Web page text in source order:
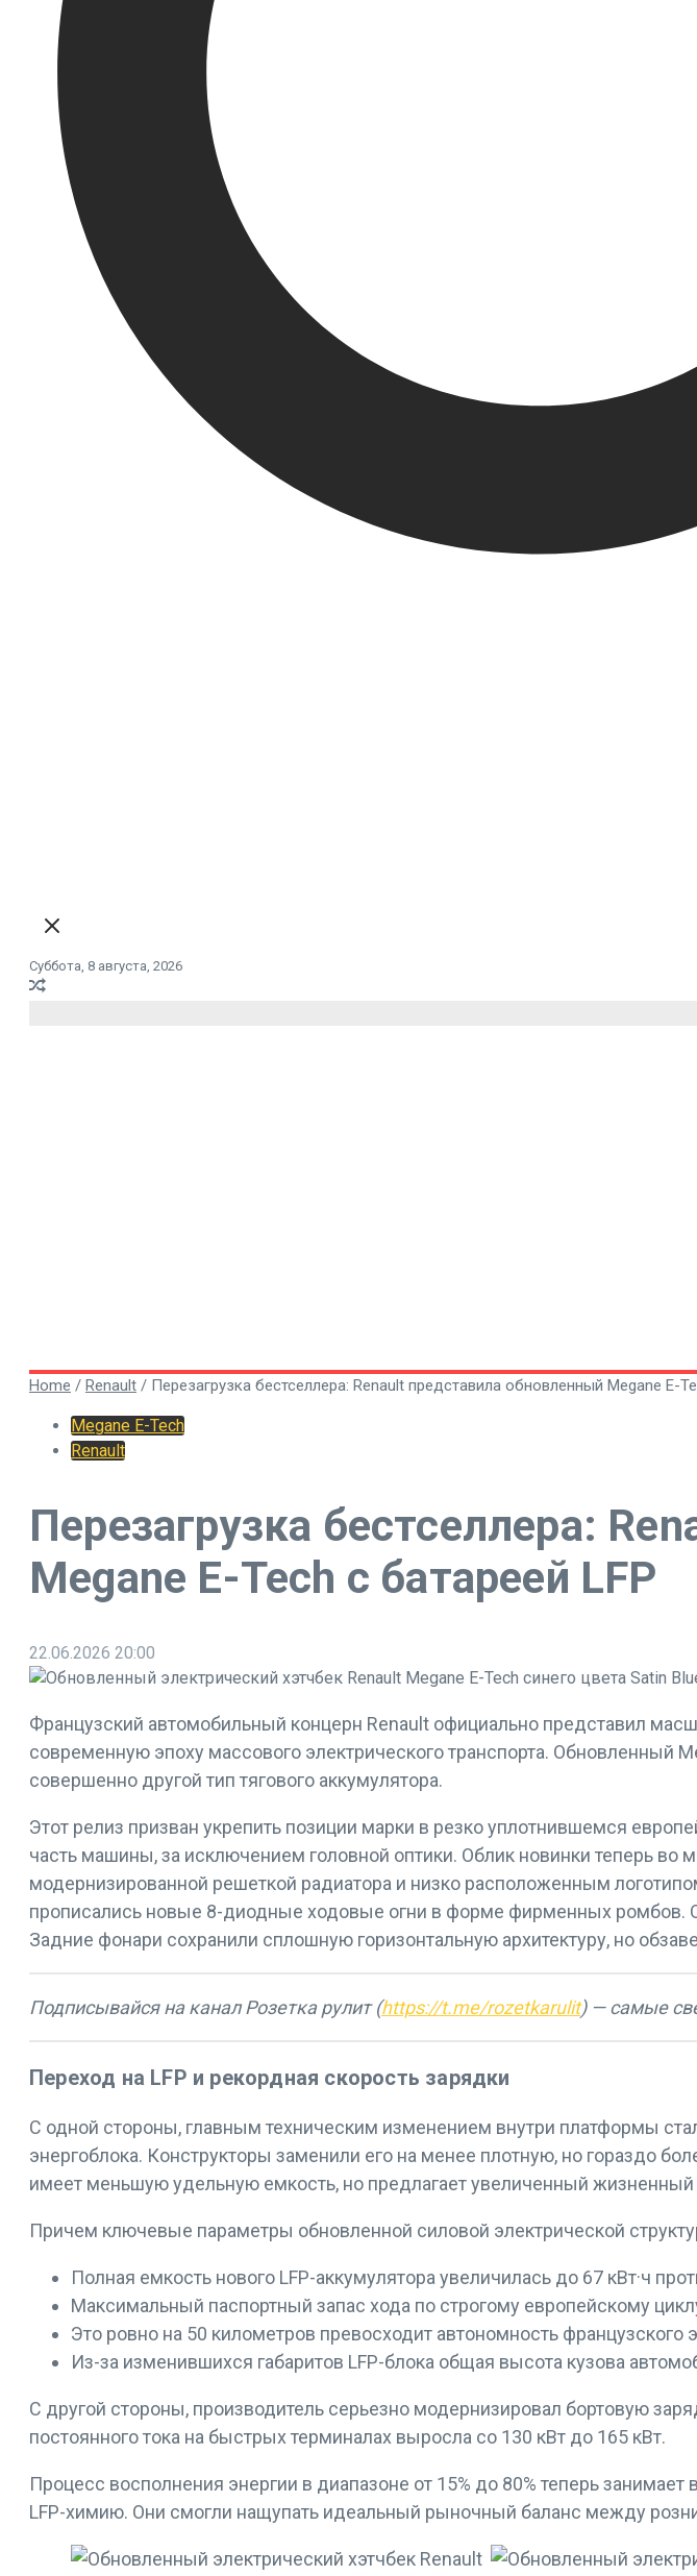
Суббота, 8 августа, 2026
Home / Renault / Перезагрузка бестселлера: Renault представила обновленный Megane E-
Megane E-Tech
Renault
Перезагрузка бестселлера:
Megane E-Tech с батареей LFP
22.06.2026 20:00
Французский автомобильный концерн Renault официально представил
современную эпоху массового электрического транспорта. Обновленный
совершенно другой тип тягового аккумулятора.
Этот релиз призван укрепить позиции марки в резко уплотнившемся
часть машины, за исключением головной оптики. Облик новинки теперь
модернизированной решеткой радиатора и низко расположенным
прописались новые 8-диодные ходовые огни в форме фирменных ромбов.
Задние фонари сохранили сплошную горизонтальную архитектуру, но
Подписывайся на канал Розетка рулит (https://t.me/rozetkarulit) — самые
Переход на LFP и рекордная скорость зарядки
С одной стороны, главным техническим изменением внутри платформы
энергоблока. Конструкторы заменили его на менее плотную, но гораздо
имеет меньшую удельную емкость, но предлагает увеличенный
Причем ключевые параметры обновленной силовой электрической
Полная емкость нового LFP-аккумулятора увеличилась до 67 кВт·ч
Максимальный паспортный запас хода по строгому европейскому
Это ровно на 50 километров превосходит автономность французского
Из-за изменившихся габаритов LFP-блока общая высота кузова
С другой стороны, производитель серьезно модернизировал бортовую
постоянного тока на быстрых терминалах выросла со 130 кВт до 165 кВт.
Процесс восполнения энергии в диапазоне от 15% до 80% теперь
LFP-химию. Они смогли нащупать идеальный рыночный баланс между